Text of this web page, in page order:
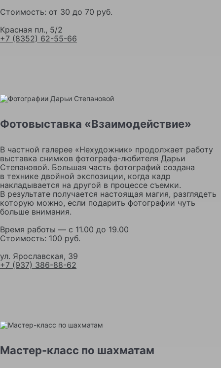
Стоимость: от 30 до 70 руб.
Красная пл., 5/2
+7 (8352) 62-55-66
Фотовыставка «Взаимодействие»
В частной галерее «Нехудожник» продолжает работу
выставка снимков фотографа-любителя Дарьи
Степановой. Большая часть фотографий создана
в технике двойной экспозиции, когда кадр
накладывается на другой в процессе съемки.
В результате получается настоящая магия, разглядеть
которую можно, если подарить фотографии чуть
больше внимания.
Время работы — с 11.00 до 19.00
Стоимость: 100 руб.
ул. Ярославская, 39
+7 (937) 386-88-62
Мастер-класс по шахматам